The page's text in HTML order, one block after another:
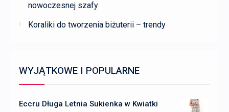
nowoczesnej szafy
Koraliki do tworzenia biżuterii – trendy
WYJĄTKOWE I POPULARNE
Eccru Długa Letnia Sukienka w Kwiatki